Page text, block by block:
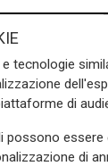
il
firma della
Liguria
Facebook.
tecnologie
di
possono
di